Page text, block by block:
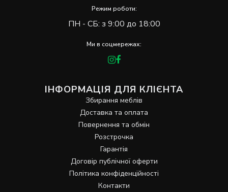
Режим роботи:
ПН - СБ: з 9:00 до 18:00
Ми в соцмережах:
ІНФОРМАЦІЯ ДЛЯ КЛІЄНТА
Збирання меблів
Доставка та оплата
Повернення та обмін
Розстрочка
Гарантія
Договір публічної оферти
Політика конфіденційності
Контакти